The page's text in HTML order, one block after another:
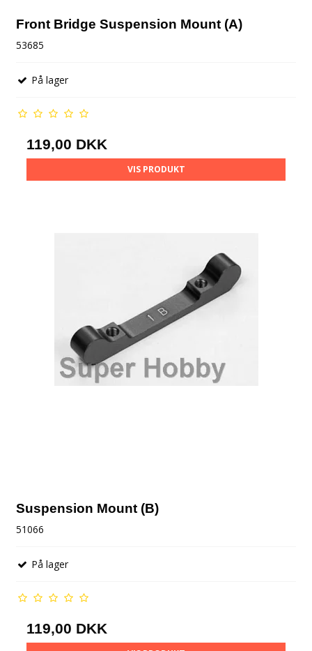
Front Bridge Suspension Mount (A)
53685
På lager
119,00 DKK
VIS PRODUKT
Suspension Mount (B)
51066
På lager
119,00 DKK